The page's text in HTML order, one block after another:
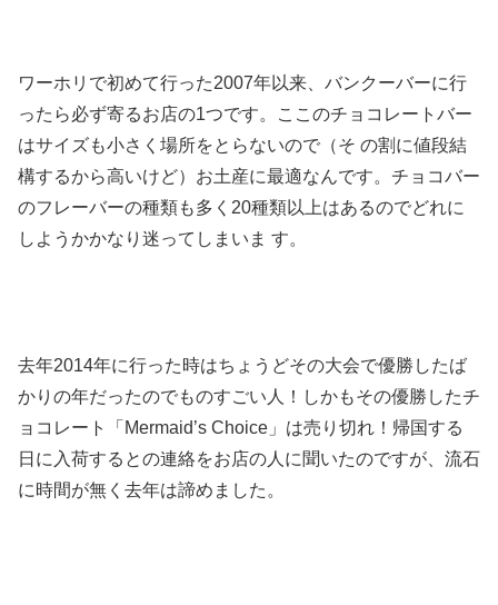
ワーホリで初めて行った2007年以来、バンクーバーに行
ったら必ず寄るお店の1つです。ここのチョコレートバー
はサイズも小さく場所をとらないので（そ の割に値段結
構するから高いけど）お土産に最適なんです。チョコバー
のフレーバーの種類も多く20種類以上はあるのでどれに
しようかかなり迷ってしまいま す。
去年2014年に行った時はちょうどその大会で優勝したば
かりの年だったのでものすごい人！しかもその優勝したチ
ョコレート「Mermaid’s Choice」は売り切れ！帰国する
日に入荷するとの連絡をお店の人に聞いたのですが、流石
に時間が無く去年は諦めました。